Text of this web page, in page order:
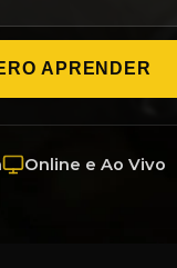
APRENDER
Online e Ao Vivo